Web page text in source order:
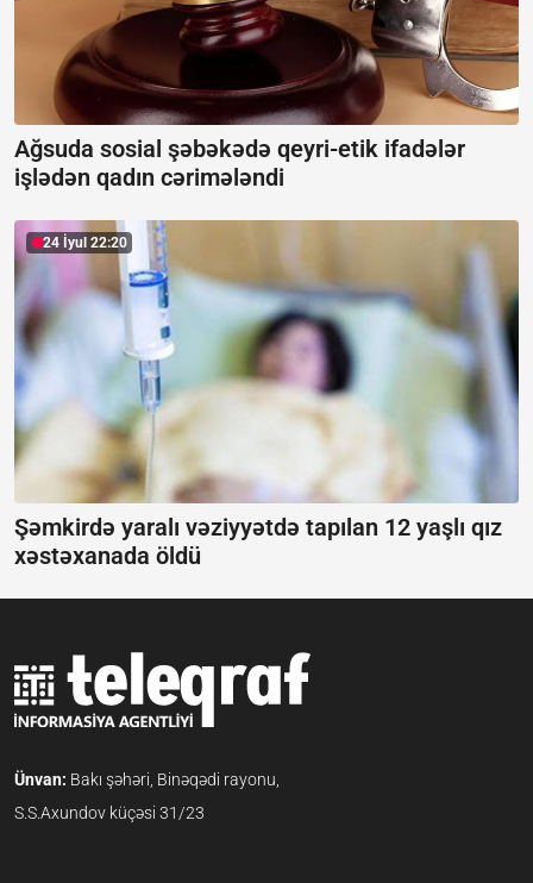
Ağsuda sosial şəbəkədə qeyri-etik ifadələr
işlədən qadın cərimələndi
24 İyul 22:20
Şəmkirdə yaralı vəziyyətdə tapılan 12 yaşlı qız
xəstəxanada öldü
Ünvan: Bakı şəhəri, Binəqədi rayonu,
S.S.Axundov küçəsi 31/23